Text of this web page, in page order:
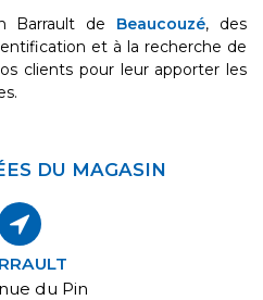
Barrault de Beaucouzé, des
et à la recherche de
clients pour leur apporter les
DU MAGASIN
du Pin